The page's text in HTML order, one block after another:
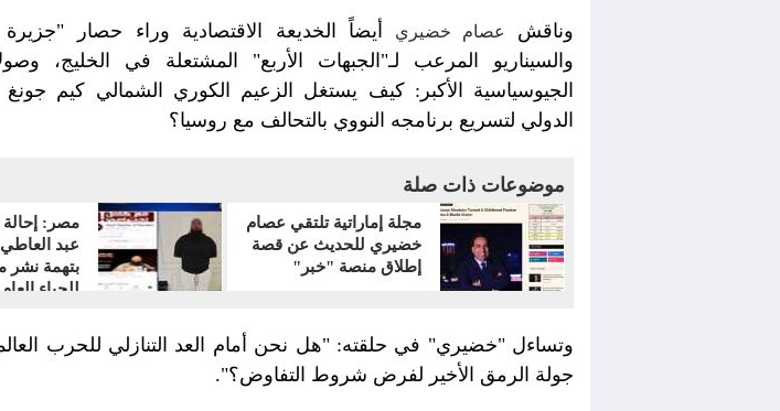
وناقش عصام خضيري
أيضاً الخديعة الاقتصادية وراء حصار
والسيناريو المرعب لـ"الجبهات الأربع" المشتعلة في الخليج،
الجيوسياسية الأكبر: كيف يستغل الزعيم الكوري الشمالي كيم جونغ
الدولي لتسريع برنامجه النووي بالتحالف مع روسيا؟
موضوعات ذات صلة
مجلة إماراتية تلتقي عصام
خضيري للحديث عن قصة
إطلاق منصة "خبر"
مصر: إحالة
عبد
بتهمة
للحياء العام
وتساءل "خضيري" في حلقته: "هل نحن أمام العد التنازلي للحرب العالمية
جولة الرمق الأخير لفرض شروط التفاوض؟".